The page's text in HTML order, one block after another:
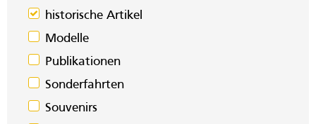
historische Artikel
Modelle
Publikationen
Sonderfahrten
Souvenirs